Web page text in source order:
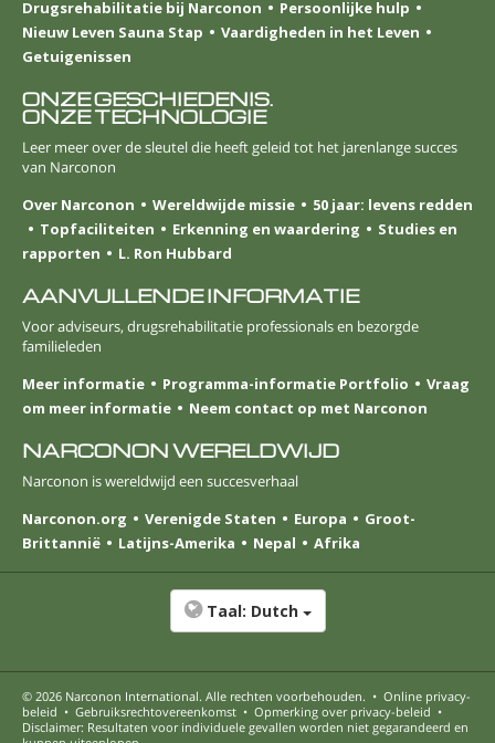
Drugsrehabilitatie bij Narconon
Persoonlijke hulp
Nieuw Leven Sauna Stap
Vaardigheden in het Leven
Getuigenissen
ONZE GESCHIEDENIS.
ONZE TECHNOLOGIE
Leer meer over de sleutel die heeft geleid tot het jarenlange succes
van Narconon
Over Narconon
Wereldwijde missie
50 jaar: levens redden
Topfaciliteiten
Erkenning en waardering
Studies en
rapporten
L. Ron Hubbard
AANVULLENDE INFORMATIE
Voor adviseurs, drugsrehabilitatie professionals en bezorgde
familieleden
Meer informatie
Programma-informatie Portfolio
Vraag
om meer informatie
Neem contact op met Narconon
NARCONON WERELDWIJD
Narconon is wereldwijd een succesverhaal
Narconon.org
Verenigde Staten Europa
Groot-
Brittannië
Latijns-Amerika Nepal Afrika
Taal: Dutch
© 2026 Narconon International. Alle rechten voorbehouden. • Online privacy-
beleid • Gebruiksrechtovereenkomst • Opmerking over privacy-beleid •
Disclaimer: Resultaten voor individuele gevallen worden niet gegarandeerd en